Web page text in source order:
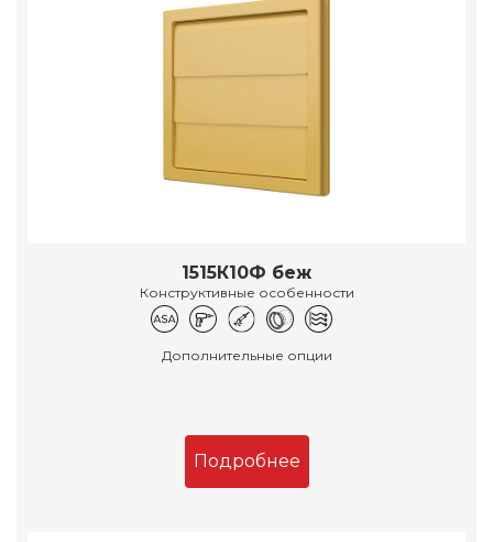
1515К10Ф беж
Конструктивные особенности
Дополнительные опции
Подробнее